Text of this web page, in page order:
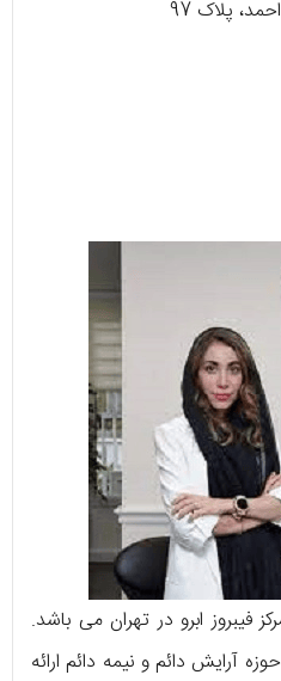
پلاک 97
فیبروز ابرو در تهران می باشد.
آرایش دائم و نیمه دائم ارائه